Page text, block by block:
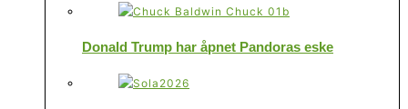
Donald Trump har åpnet Pandoras eske